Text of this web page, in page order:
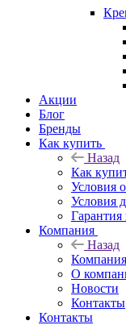
Акции
Блог
Бренды
Как купить
Назад
Как
Условия
Условия
Гарантия
Компания
Назад
Компания
О
Новости
Контакты
Контакты